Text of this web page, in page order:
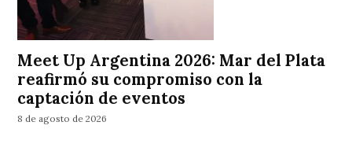
Meet Up Argentina 2026: Mar del Plata
reafirmó su compromiso con la
captación de eventos
8 de agosto de 2026